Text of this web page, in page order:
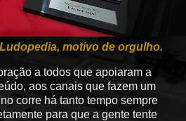
motivo de orgulho.
a todos que apoiaram a
aos canais que fazem um
corre há tanto tempo sempre
para que a gente tente